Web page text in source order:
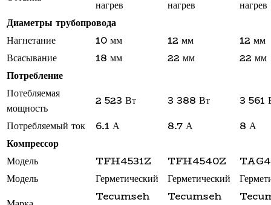
Фены настенные
Прачечное оборудование
Сушильные машины
Гладильное оборудование
Воздухоочистительные установки
Фильтры для воды
нагрев
нагрев
нагрев
Диаметры трубопровода
Нагнетание
10 мм 12 мм
12 мм
Всасывание
18 мм 22 мм
22 мм
Потребление
Потебляемая
мощность
2 523 Вт 3 388 Вт
3 561
Потребляемый ток
6.1 А 8.7 А
8 А
Компрессор
Модель
TFH4531Z TFH4540Z
Модель
Герметический Герметический
Tecumseh
Tecumseh